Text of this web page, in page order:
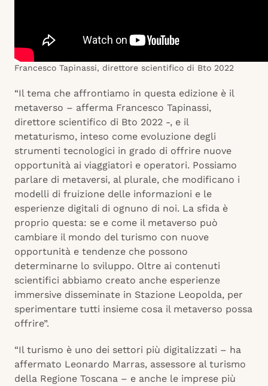
Francesco Tapinassi, direttore scientifico di Bto 2022
“Il tema che affrontiamo in questa edizione è il
metaverso – afferma Francesco Tapinassi,
direttore scientifico di Bto 2022 -, e il
metaturismo, inteso come evoluzione degli
strumenti tecnologici in grado di offrire nuove
opportunità ai viaggiatori e operatori. Possiamo
parlare di metaversi, al plurale, che modificano i
modelli di fruizione delle informazioni e le
esperienze digitali di ognuno di noi. La sfida è
proprio questa: se e come il metaverso può
cambiare il mondo del turismo con nuove
opportunità e tendenze che possono
determinarne lo sviluppo. Oltre ai contenuti
scientifici abbiamo creato anche esperienze
immersive disseminate in Stazione Leopolda, per
sperimentare tutti insieme cosa il metaverso possa
offrire”.
“Il turismo è uno dei settori più digitalizzati – ha
affermato Leonardo Marras, assessore al turismo
della Regione Toscana – e anche le imprese più